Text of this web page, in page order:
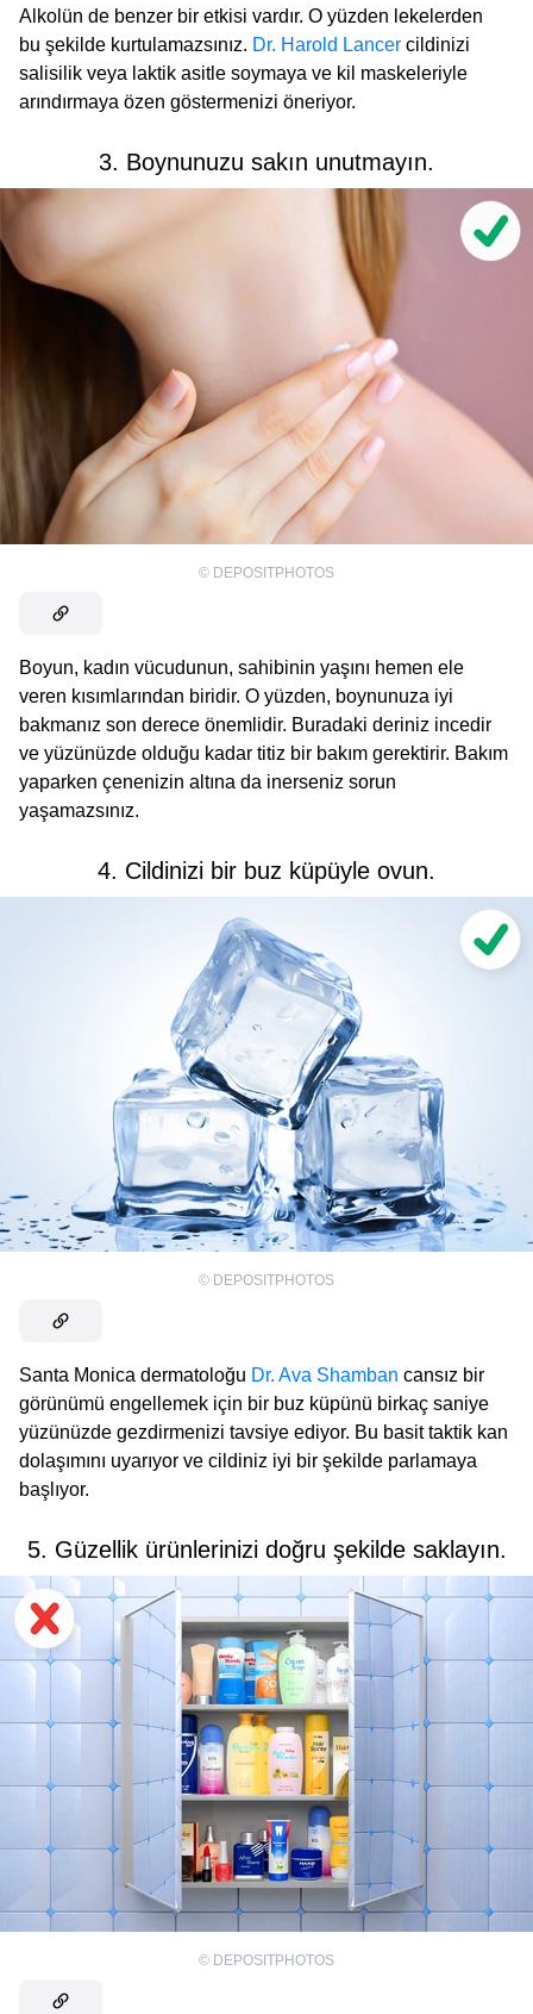
Alkolün de benzer bir etkisi vardır. O yüzden lekelerden
bu şekilde kurtulamazsınız. Dr. Harold Lancer cildinizi
salisilik veya laktik asitle soymaya ve kil maskeleriyle
arındırmaya özen göstermenizi öneriyor.
3. Boynunuzu sakın unutmayın.
© DEPOSITPHOTOS
Boyun, kadın vücudunun, sahibinin yaşını hemen ele
veren kısımlarından biridir. O yüzden, boynunuza iyi
bakmanız son derece önemlidir. Buradaki deriniz incedir
ve yüzünüzde olduğu kadar titiz bir bakım gerektirir. Bakım
yaparken çenenizin altına da inerseniz sorun
yaşamazsınız.
4. Cildinizi bir buz küpüyle ovun.
© DEPOSITPHOTOS
Santa Monica dermatoloğu Dr. Ava Shamban cansız bir
görünümü engellemek için bir buz küpünü birkaç saniye
yüzünüzde gezdirmenizi tavsiye ediyor. Bu basit taktik kan
dolaşımını uyarıyor ve cildiniz iyi bir şekilde parlamaya
başlıyor.
5. Güzellik ürünlerinizi doğru şekilde saklayın.
© DEPOSITPHOTOS